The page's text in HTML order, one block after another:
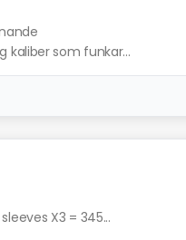
kaliber som funkar...
X3 = 345...